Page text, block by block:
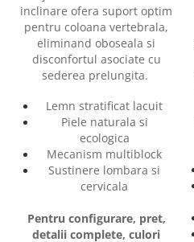
inclinare ofera suport optim
pentru coloana vertebrala,
eliminand oboseala si
disconfortul asociate cu
sederea prelungita.
Lemn stratificat lacuit
Piele naturala si
ecologica
Mecanism multiblock
Sustinere lombara si
cervicala
Pentru configurare, pret,
detalii complete, culori